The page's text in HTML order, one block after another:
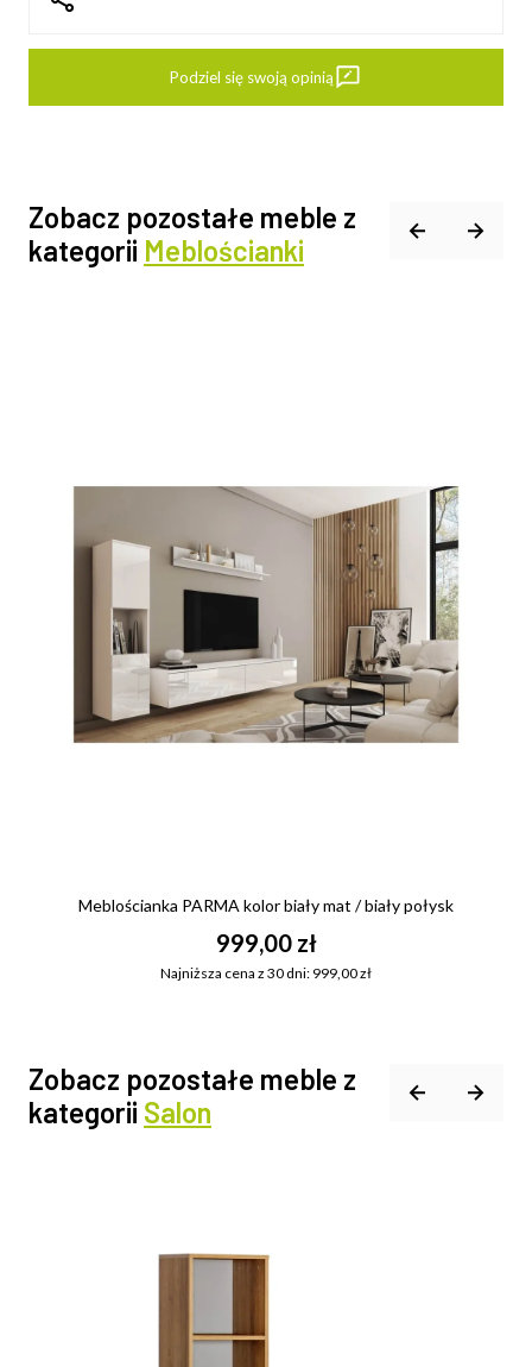
Podziel się swoją opinią
Zobacz pozostałe meble z
kategorii Meblościanki
Meblościanka PARMA kolor biały mat / biały połysk
999,00 zł
Najniższa cena z 30 dni: 999,00 zł
Zobacz pozostałe meble z
kategorii Salon